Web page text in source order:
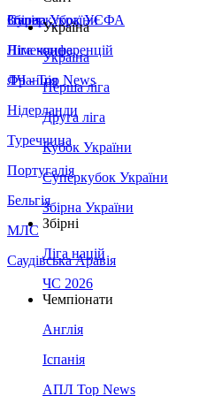
Збірна України
Італія
Німеччина
Франція
Нідерланди
Туреччина
Португалія
Бельгія
МЛС
Саудівська Аравія
Суперкубок УЄФА
Ліга конференцій
ЛЧ - Top News
Україна
Україна
Перша ліга
Друга ліга
Кубок України
Суперкубок України
Збірна України
Збірні
Ліга націй
ЧС 2026
Чемпіонати
Англія
Іспанія
АПЛ Top News